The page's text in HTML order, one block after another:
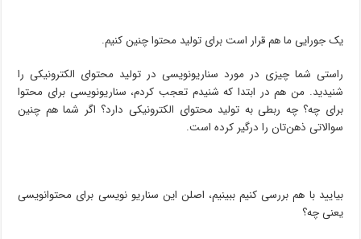
یک جورایی ما هم قرار است برای تولید محتوا چنین کنیم.
راستی شما چیزی در مورد سناریونویسی در تولید محتوای الکترونیکی را
شنیدید. من هم در ابتدا که شنیدم تعجب کردم، سناریونویسی برای محتوا
برای چه؟ چه ربطی به تولید محتوای الکترونیکی دارد؟ اگر شما هم چنین
سوالاتی ذهن‌تان را درگیر کرده است.
بیایید با هم بررسی کنیم ببینیم، اصلن این سناریو نویسی برای محتوانویسی
یعنی چه؟